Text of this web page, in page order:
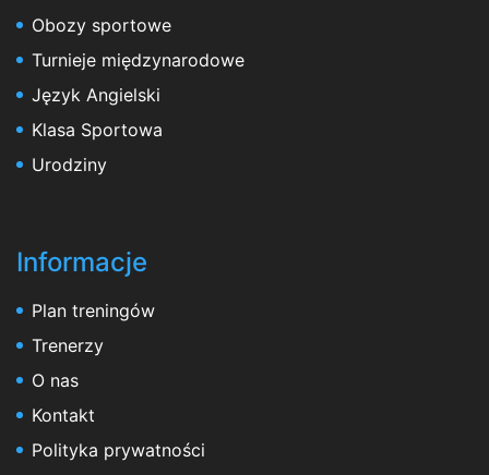
Obozy sportowe
Turnieje międzynarodowe
Język Angielski
Klasa Sportowa
Urodziny
Informacje
Plan treningów
Trenerzy
O nas
Kontakt
Polityka prywatności